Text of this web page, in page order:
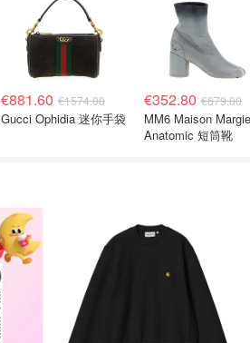
€881.60 €1574.00
Gucci Ophidia 迷你手袋
€352.80 €679.00
MM6 Maison
Anatomic 短筒靴